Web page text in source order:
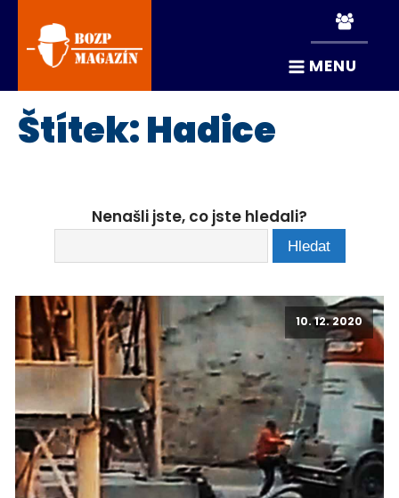
MENU
Štítek:Hadice
Nenašli jste, co jste hledali?
10. 12. 2020